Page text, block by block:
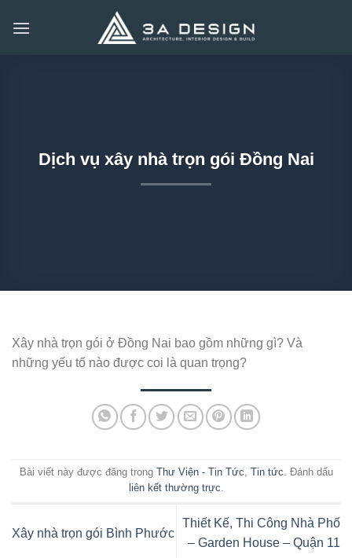
qua
Dịch vụ xây nhà trọn gói Đồng Nai
Xây nhà trọn gói ở Đồng Nai bao gồm những gì? Và
những yếu tố nào được coi là quan trọng?
Bài viết này được đăng trong Thư Viện - Tin Tức, Tin tức. Đánh dấu
liên kết thường trực.
Xây nhà trọn gói Bình Phước
Thiết Kế, Thi Công Nhà Phố
– Garden House – Quận 11